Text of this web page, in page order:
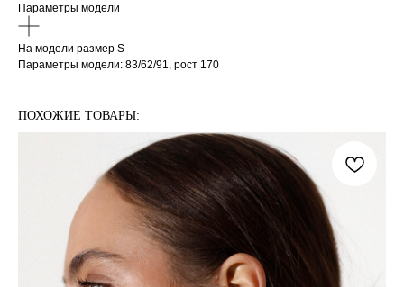
Параметры модели
На модели размер S
Параметры модели: 83/62/91, рост 170
ПОХОЖИЕ ТОВАРЫ: